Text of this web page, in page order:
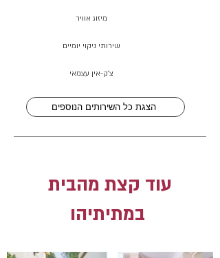
מיזוג אוויר
שירותי ניקוי יומיים
צ׳ק-אין עצמאי
הצגת כל השירותים הנוספים
עוד קצת מהבית